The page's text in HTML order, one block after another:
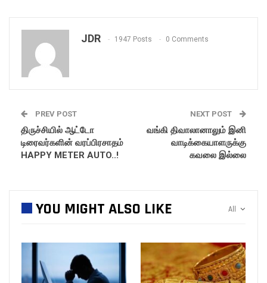
JDR 1947 Posts 0 Comments
PREV POST
திருச்சியில் ஆட்டோ
டிரைவர்களின் வரப்பிரசாதம்
HAPPY METER AUTO..!
NEXT POST
வங்கி திவாலானாலும் இனி
வாடிக்கையாளருக்கு
கவலை இல்லை
All
YOU MIGHT ALSO LIKE